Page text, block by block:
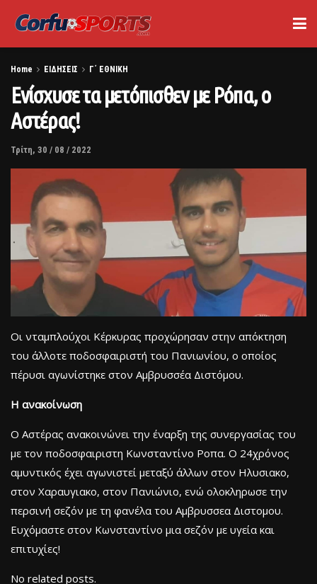
Home ΕΙΔΗΣΕΙΣ Γ΄ ΕΘΝΙΚΗ
Ενίσχυσε τα μετόπισθεν με Ρόπα, ο
Αστέρας!
Τρίτη, 30 / 08 / 2022
Οι νταμπλούχοι Κέρκυρας προχώρησαν στην απόκτηση
του άλλοτε ποδοσφαιριστή του Πανιωνίου, ο οποίος
πέρυσι αγωνίστηκε στον Αμβρυσσέα Διστόμου.
Η ανακοίνωση
Ο Αστέρας ανακοινώνει την έναρξη της συνεργασίας του
με τον ποδοσφαιριστη Κωνσταντίνο Ροπα. Ο 24χρόνος
αμυντικός έχει αγωνιστεί μεταξύ άλλων στον Ηλυσιακο,
στον Χαραυγιακο, στον Πανιώνιο, ενώ ολοκληρωσε την
περσινή σεζόν με τη φανέλα του Αμβρυσσεα Διστομου.
Ευχόμαστε στον Κωνσταντίνο μια σεζόν με υγεία και
επιτυχίες!
No related posts.